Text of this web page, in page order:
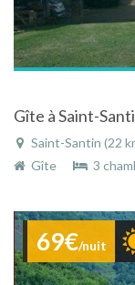
Saint-Santin (22
Gîte
3
69€/nuit